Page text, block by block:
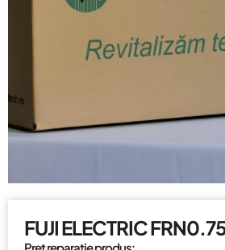
FUJI ELECTRIC